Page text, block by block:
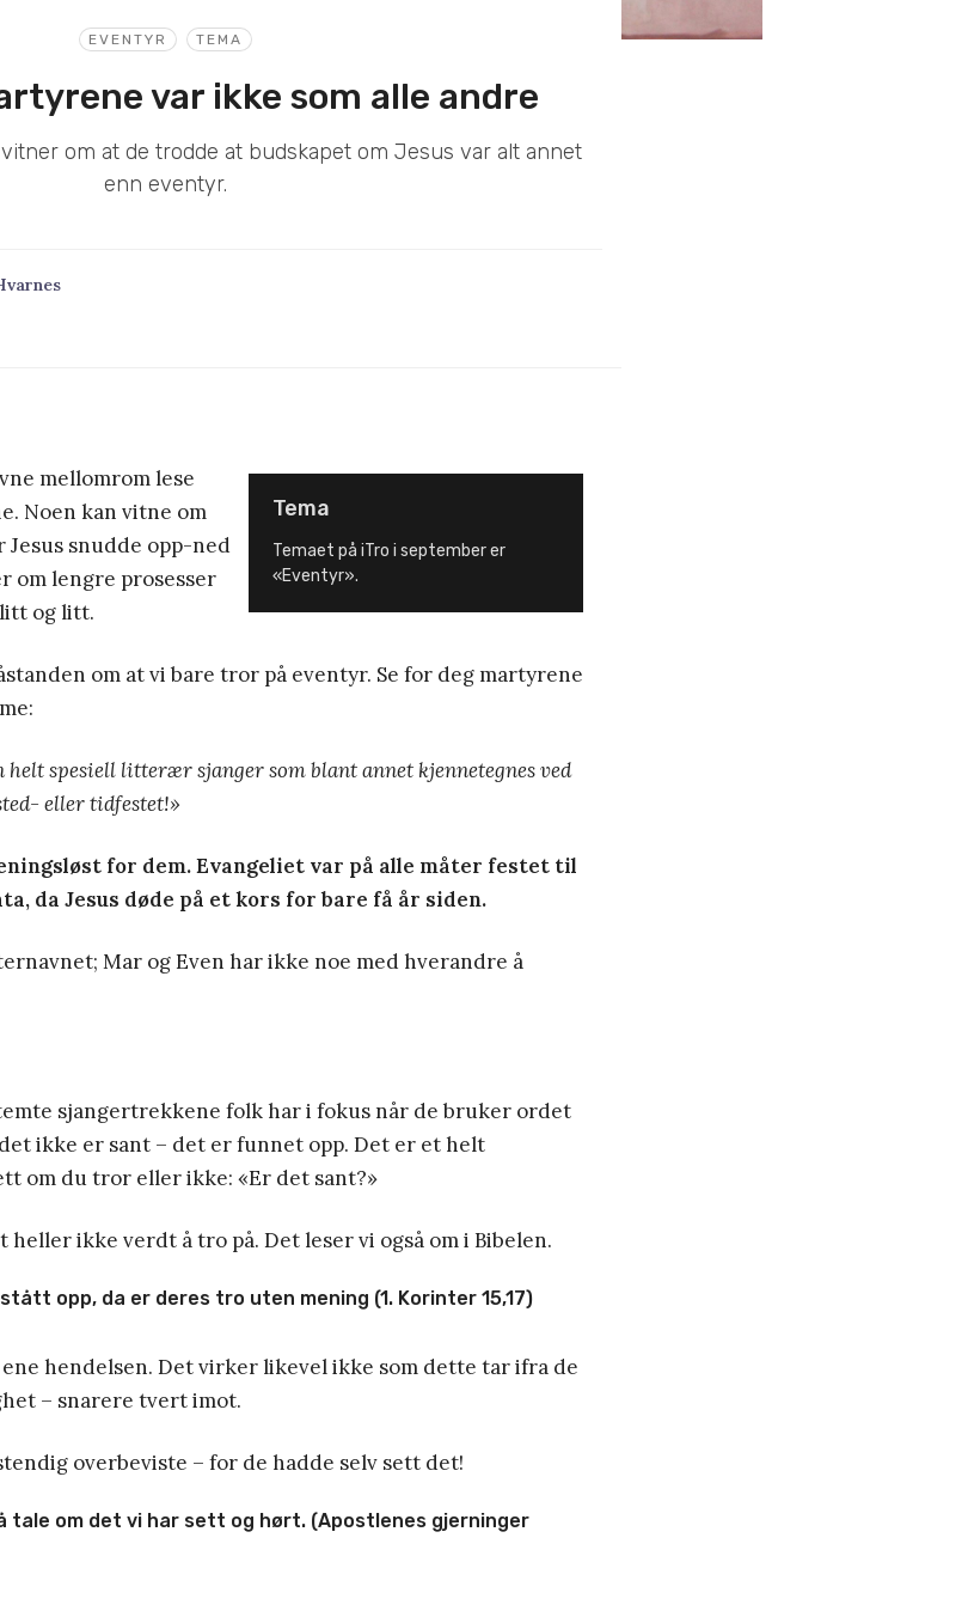
EVENTYR TEMA
var ikke som alle andre
om at de trodde at budskapet om Jesus var alt annet
enn eventyr.
Tema
Temaet på iTro i september er
«Eventyr».
mellomrom lese
Noen kan vitne om
snudde opp-ned
om lengre prosesser
og litt.
om at vi bare tror på eventyr. Se for deg martyrene
spesiell litterær sjanger som blant annet kjennetegnes ved
eller tidfestet!»
for dem. Evangeliet var på alle måter festet til
da Jesus døde på et kors for bare få år siden.
Mar og Even har ikke noe med hverandre å
sjangertrekkene folk har i fokus når de bruker ordet
ikke er sant – det er funnet opp. Det er et helt
om du tror eller ikke: «Er det sant?»
heller ikke verdt å tro på. Det leser vi også om i Bibelen.
opp, da er deres tro uten mening (1. Korinter 15,17)
hendelsen. Det virker likevel ikke som dette tar ifra de
– snarere tvert imot.
overbeviste – for de hadde selv sett det!
tale om det vi har sett og hørt. (Apostlenes gjerninger